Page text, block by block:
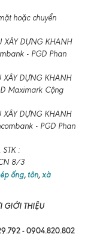
hoặc chuyển
XÂY DỰNG KHANH
- PGD Phan
XÂY DỰNG KHANH
Maximark Cộng
XÂY DỰNG KHANH
- PGD Phan
:
8/3
ống, tôn, xà
GIỚI THIỆU
- 0904.820.802